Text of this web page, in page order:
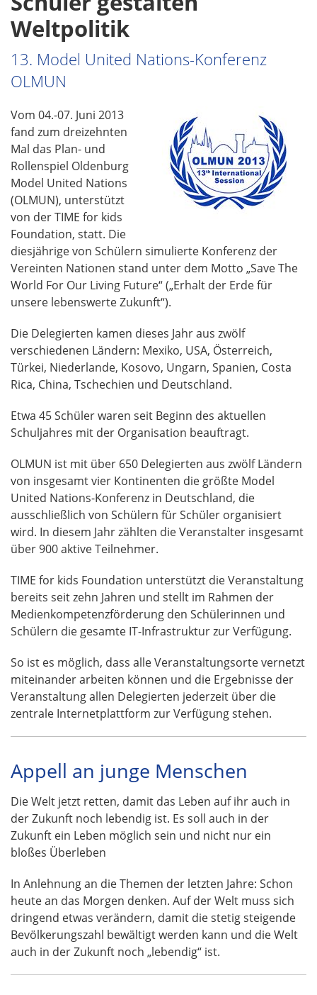
o
n
Weltpolitik
13. Model United Nations-Konferenz
OLMUN
Vom 04.-07. Juni 2013
fand zum dreizehnten
Mal das Plan- und
Rollenspiel Oldenburg
Model United Nations
(OLMUN), unterstützt
von der TIME for kids
Foundation, statt. Die
diesjährige von Schülern simulierte Konferenz der
Vereinten Nationen stand unter dem Motto „Save The
World For Our Living Future“ („Erhalt der Erde für
unsere lebenswerte Zukunft“).
Die Delegierten kamen dieses Jahr aus zwölf
verschiedenen Ländern: Mexiko, USA, Österreich,
Türkei, Niederlande, Kosovo, Ungarn, Spanien, Costa
Rica, China, Tschechien und Deutschland.
Etwa 45 Schüler waren seit Beginn des aktuellen
Schuljahres mit der Organisation beauftragt.
OLMUN ist mit über 650 Delegierten aus zwölf Ländern
von insgesamt vier Kontinenten die größte Model
United Nations-Konferenz in Deutschland, die
ausschließlich von Schülern für Schüler organisiert
wird. In diesem Jahr zählten die Veranstalter insgesamt
über 900 aktive Teilnehmer.
TIME for kids Foundation unterstützt die Veranstaltung
bereits seit zehn Jahren und stellt im Rahmen der
Medienkompetenzförderung den Schülerinnen und
Schülern die gesamte IT-Infrastruktur zur Verfügung.
So ist es möglich, dass alle Veranstaltungsorte vernetzt
miteinander arbeiten können und die Ergebnisse der
Veranstaltung allen Delegierten jederzeit über die
zentrale Internetplattform zur Verfügung stehen.
Appell an junge Menschen
Die Welt jetzt retten, damit das Leben auf ihr auch in
der Zukunft noch lebendig ist. Es soll auch in der
Zukunft ein Leben möglich sein und nicht nur ein
bloßes Überleben
In Anlehnung an die Themen der letzten Jahre: Schon
heute an das Morgen denken. Auf der Welt muss sich
dringend etwas verändern, damit die stetig steigende
Bevölkerungszahl bewältigt werden kann und die Welt
auch in der Zukunft noch „lebendig“ ist.